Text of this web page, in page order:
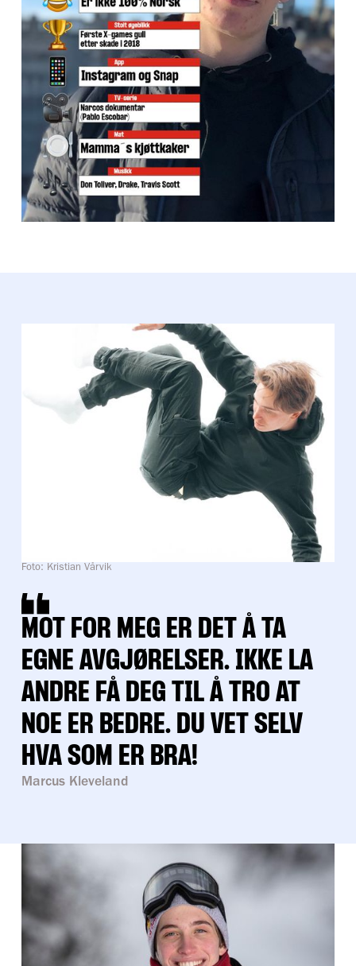
Foto: Kristian Vårvik
MOT FOR MEG ER DET Å TA
EGNE AVGJØRELSER. IKKE LA
ANDRE FÅ DEG TIL Å TRO AT
NOE ER BEDRE. DU VET SELV
HVA SOM ER BRA!
Marcus Kleveland